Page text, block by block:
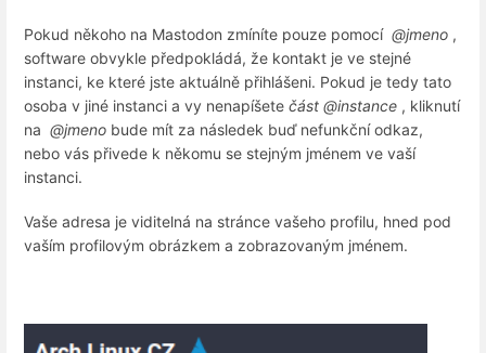
Pokud někoho na Mastodon zmíníte pouze pomocí @jmeno ,
software obvykle předpokládá, že kontakt je ve stejné
instanci, ke které jste aktuálně přihlášeni. Pokud je tedy tato
osoba v jiné instanci a vy nenapíšete část @instance , kliknutí
na @jmeno bude mít za následek buď nefunkční odkaz,
nebo vás přivede k někomu se stejným jménem ve vaší
instanci.
Vaše adresa je viditelná na stránce vašeho profilu, hned pod
vaším profilovým obrázkem a zobrazovaným jménem.